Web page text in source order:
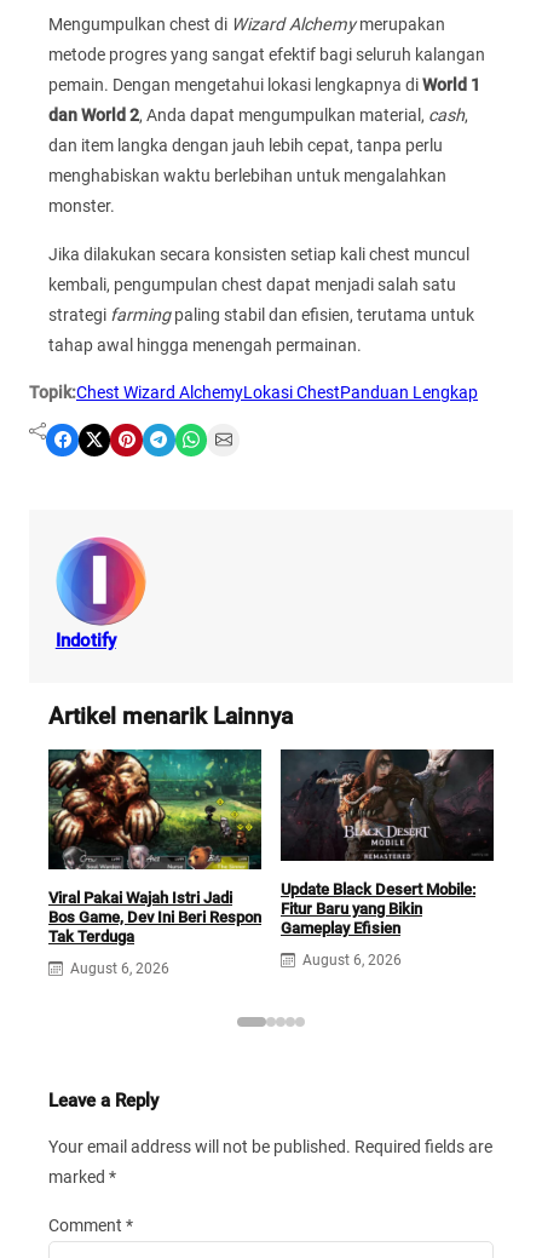
Mengumpulkan chest di Wizard Alchemymerupakan
metode progres yang sangat efektif bagi seluruh kalangan
pemain. Dengan mengetahui lokasi lengkapnya diWorld 1
dan World 2, Anda dapat mengumpulkan material, cash,
dan item langka dengan jauh lebih cepat, tanpa perlu
menghabiskan waktu berlebihan untuk mengalahkan
monster.
Jika dilakukan secara konsisten setiap kali chest muncul
kembali, pengumpulan chest dapat menjadi salah satu
strategi farmingpaling stabil dan efisien, terutama untuk
tahap awal hingga menengah permainan.
Topik:Chest Wizard AlchemyLokasi ChestPanduan Lengkap
Share on Facebook Share on X Share on Pinterest Share on Telegram Share on WhatsApp Share on Email
Indotify
Artikel menarik Lainnya
Viral Pakai Wajah Istri Jadi
Bos Game, Dev Ini Beri Respon
Tak Terduga
August 6, 2026
Update Black Desert Mobile:
Fitur Baru yang Bikin
Gameplay Efisien
August 6, 2026
Leave a Reply
Your email address will not be published. Required fields are
marked *
Comment *